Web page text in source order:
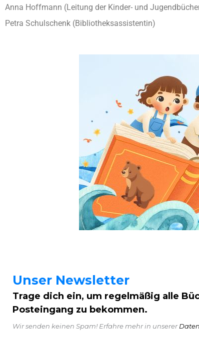
Anna Hoffmann (Leitung der Kinder- und
Petra Schulschenk (Bibliotheksassistentin)
Unser Newsletter
Trage dich ein, um regelmäßig alle
Posteingang zu bekommen.
Wir senden keinen Spam! Erfahre mehr in unserer